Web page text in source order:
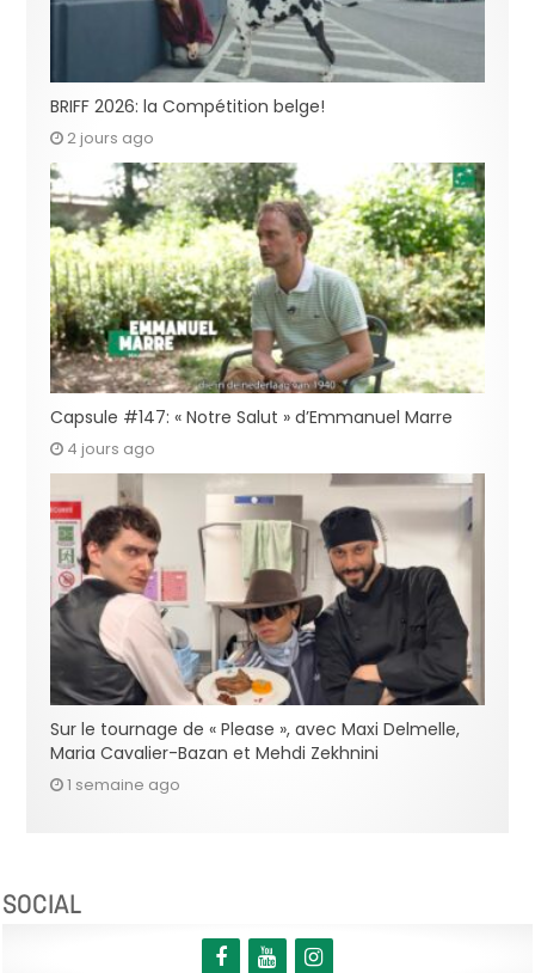
BRIFF 2026: la Compétition belge!
2 jours ago
Capsule #147: « Notre Salut » d’Emmanuel Marre
4 jours ago
Sur le tournage de « Please », avec Maxi Delmelle,
Maria Cavalier-Bazan et Mehdi Zekhnini
1 semaine ago
SOCIAL